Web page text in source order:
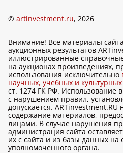
© artinvestment.ru, 2026
Внимание! Все материалы
аукционных результатов
иллюстрированные
на аукционах произведениях,
использования исключительно
научных, учебных и
ст. 1274 ГК РФ. Использование
с нарушением правил,
допускается. ARTinvestment.RU
содержание материалов,
лицами. В случае нарушения
администрация сайта
их с сайта и из базы данных
уполномоченного органа.